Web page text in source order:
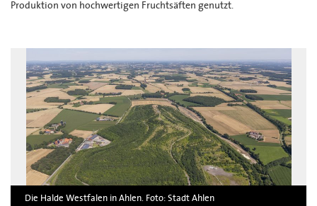
Produktion von hochwertigen Fruchtsäften genutzt.
Die Halde Westfalen in Ahlen. Foto: Stadt Ahlen